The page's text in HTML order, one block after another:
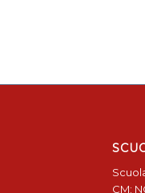
CM: